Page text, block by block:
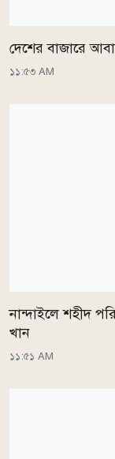
দেশের বাজারে
১১:৫৩ AM
নান্দাইলে শহীদ
খান
১১:৫১ AM